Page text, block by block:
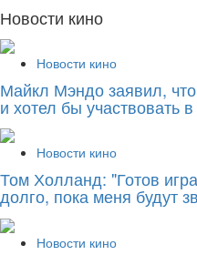
Новости кино
Новости кино
Майкл Мэндо заявил,
и хотел бы участвовать
Новости кино
Том Холланд: "Готов
долго, пока меня будут
Новости кино